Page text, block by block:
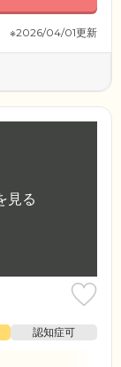
※2026/04/01更新
認知症可